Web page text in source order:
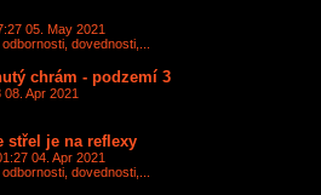
05. May 2021
dovednosti,...
chrám - podzemí 3
08. Apr 2021
střel je na reflexy
04. Apr 2021
dovednosti,...